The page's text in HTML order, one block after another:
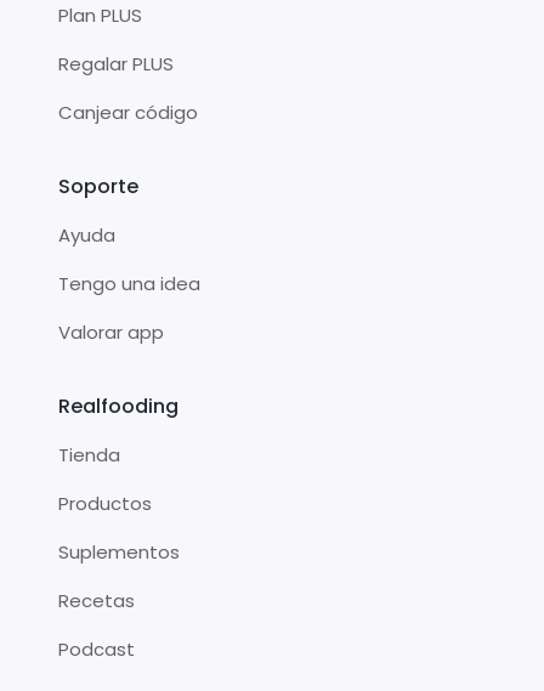
Plan PLUS
Regalar PLUS
Canjear código
Soporte
Ayuda
Tengo una idea
Valorar app
Realfooding
Tienda
Productos
Suplementos
Recetas
Podcast